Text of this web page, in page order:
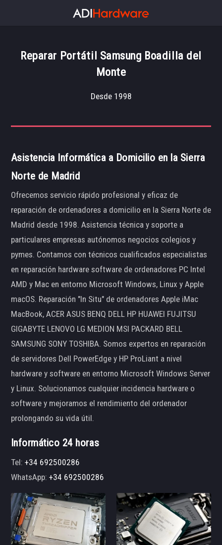
Reparar Portátil Samsung Boadilla del
Monte
Desde 1998
Asistencia Informática a Domicilio en la Sierra
Norte de Madrid
Ofrecemos servicio rápido profesional y eficaz de
reparación de ordenadores a domicilio en la Sierra Norte de
Madrid desde 1998. Asistencia técnica y soporte a
particulares empresas autónomos negocios colegios y
pymes. Contamos con técnicos cualificados especialistas
en reparación hardware software de ordenadores PC Intel
AMD y Mac en entorno Microsoft Windows, Linux y Apple
macOS. Reparación "In Situ" de ordenadores Apple iMac
MacBook, ACER ASUS BENQ DELL HP HUAWEI FUJITSU
GIGABYTE LENOVO LG MEDION MSI PACKARD BELL
SAMSUNG SONY TOSHIBA. Somos expertos en reparación
de servidores Dell PowerEdge y HP ProLiant a nivel
hardware y software en entorno Microsoft Windows Server
y Linux. Solucionamos cualquier incidencia hardware o
software y mejoramos el rendimiento del ordenador
prolongando su vida útil.
Informático 24 horas
Tel:+34 692500286
WhatsApp:+34 692500286